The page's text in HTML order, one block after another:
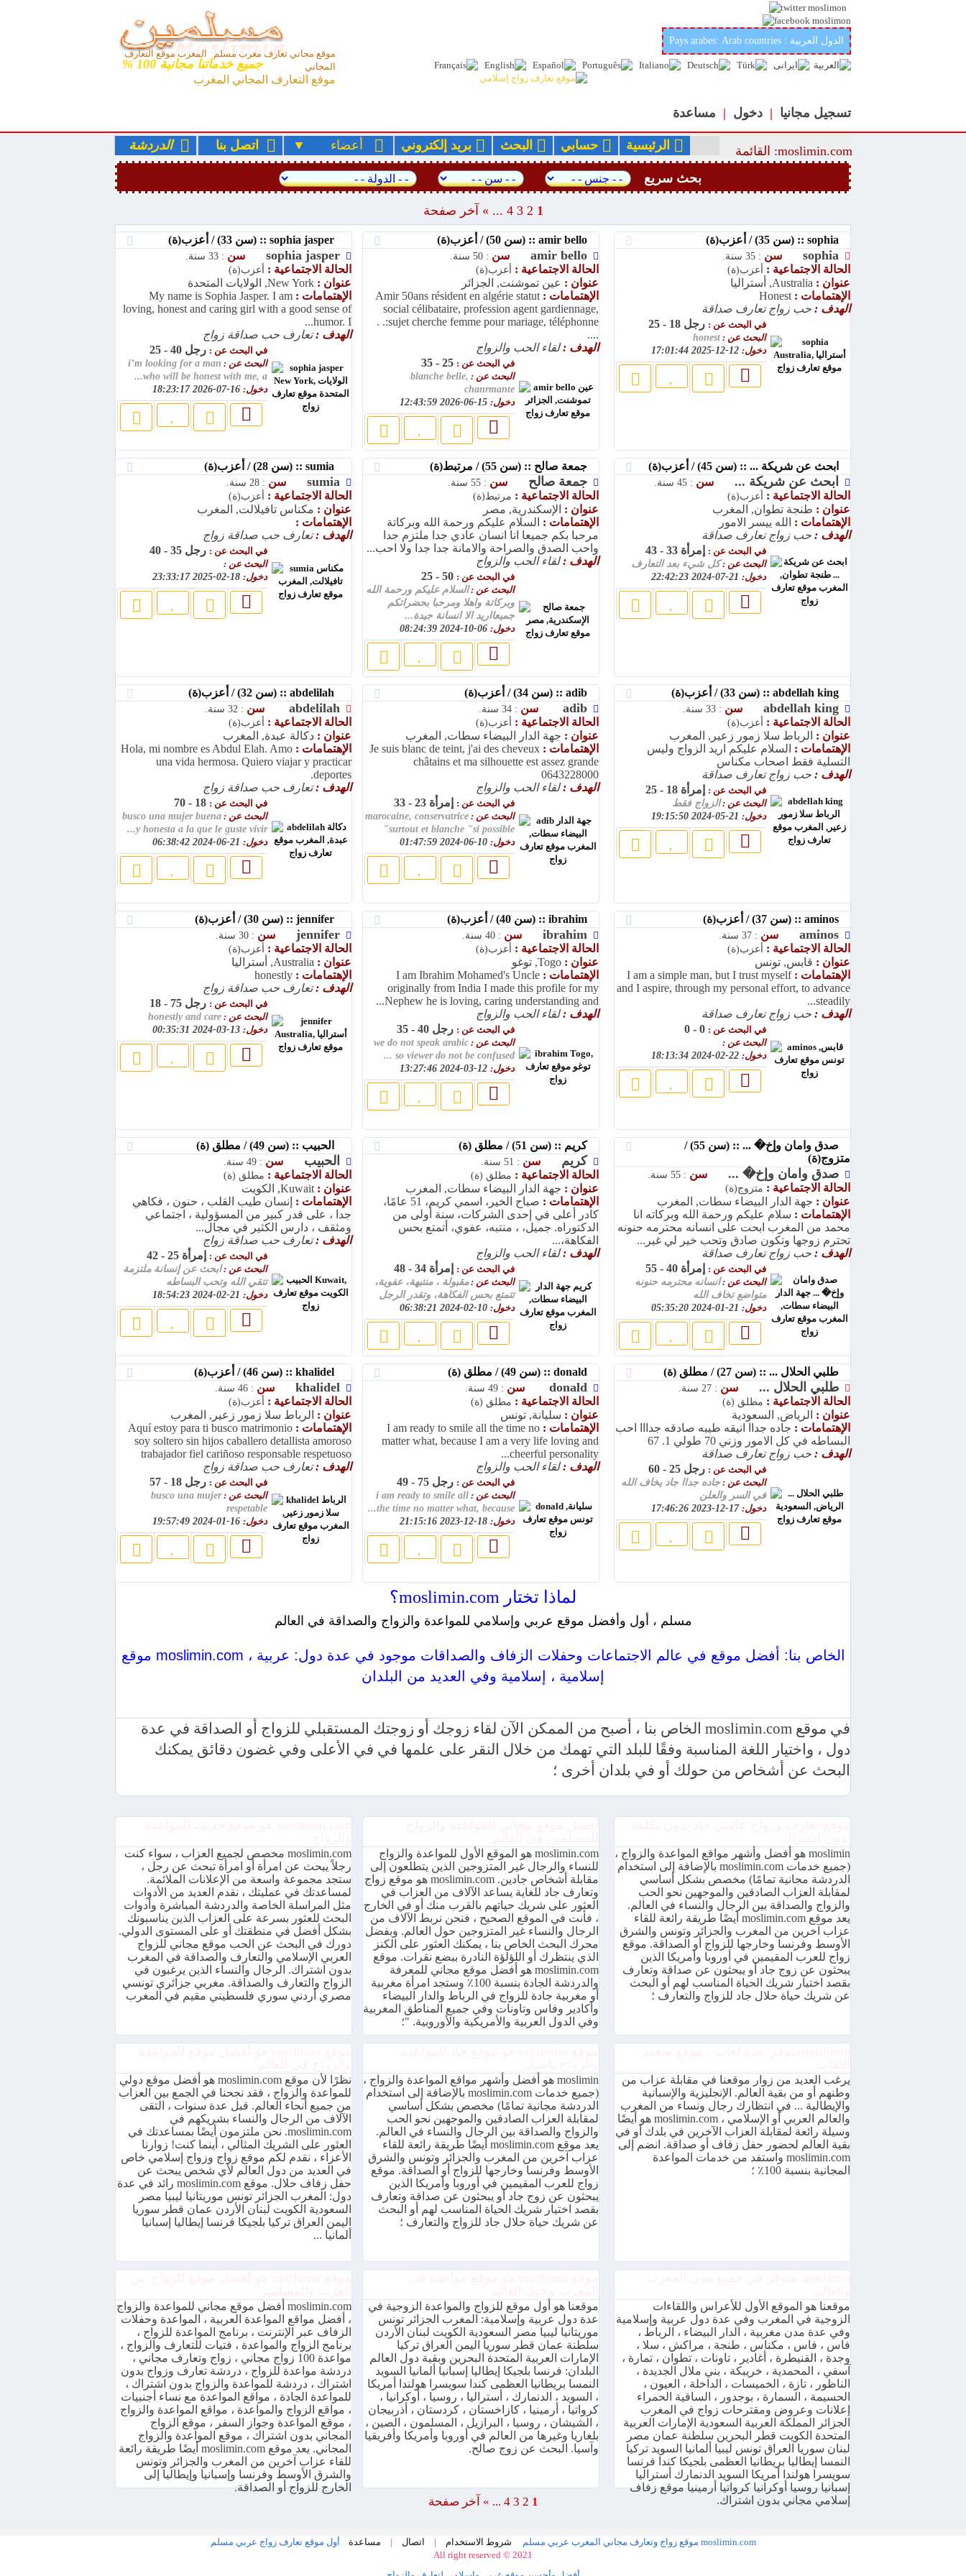
جميع خدماتنا مجانية 100 %
موقع مجاني تعارف مغرب مسلم المغرب موقع التعارف
المجاني
موقع التعارف المجاني المغرب
Pays arabes: Arab countries : الدول العربية
تسجيل مجانيا | دخول | مساعدة
moslimin.com: القائمة الرئيسية حسابي البحث بريد إلكتروني أعضاء اتصل بنا الدردشة
بحث سريع
1
2
3
4
...
» آخر صفحة
sophia jasper سن : 33 سنة.
الحالة الاجتماعية : أعزب(ة)
عنوان : New York, الولايات المتحدة
الإهتمامات : My name is Sophia Jasper. I am
loving, honest and caring girl with a good sense of
humor. I...
الهدف :تعارف حب صداقة زواج
في البحث عن : رجل 40 - 25
البحث عن : i’m looking for a man
who will be honest with me, a...
دخول:
amir bello سن : 50 سنة.
الحالة الاجتماعية : أعزب(ة)
عنوان : عين تموشنت, الجزائر
الإهتمامات :Amir 50ans résident en algérie statut
social célibataire, profession agent gardiennage,
sujet cherche femme pour mariage, téléphonne:. .
....
الهدف :لقاء الحب والزواج
في البحث عن :
البحث عن : blanche belle,
chanrmante
دخول:
sophia سن : 35 سنة.
الحالة الاجتماعية : أعزب(ة)
عنوان : Australia, أستراليا
الإهتمامات :Honest
الهدف : حب زواج تعارف صداقة
في البحث عن : رجل 18 - 25
البحث عن : honest
دخول:
sumia سن : 28 سنة.
الحالة الاجتماعية : أعزب(ة)
عنوان : مكناس تافيلالت, المغرب
الإهتمامات :
الهدف :تعارف حب صداقة زواج
في البحث عن : رجل 35 - 40
البحث عن :
دخول:
جمعة صالح :: (سن 55) / مرتبط(ة)
جمعة صالح سن : 55 سنة.
الحالة الاجتماعية : مرتبط(ة)
عنوان : الإسكندرية, مصر
الإهتمامات : السلام عليكم ورحمة الله وبركاتة
مرحبا بكم جميعا انا انسان عادي جدا ملتزم جدا
واحب الصدق والصراحة والامانة جدا جدا ولا احب...
الهدف :لقاء الحب والزواج
في البحث عن :
البحث عن :السلام عليكم ورحمة الله
وبركاتة واهلا ومرحبا بحضراتكم
جميعااريد الا انسانة جيدة...
دخول:
ابحث عن شريكة ... :: (سن 45) / أعزب(ة)
ابحث عن شريكة ... سن : 45 سنة.
الحالة الاجتماعية : أعزب(ة)
عنوان : طنجة تطوان, المغرب
الإهتمامات : الله ييسر الامور
الهدف : حب زواج تعارف صداقة
في البحث عن : إمرأة 33 - 43
البحث عن :كل شيء بعد التعارف
دخول:
abdelilah سن : 32 سنة.
الحالة الاجتماعية : أعزب(ة)
عنوان : دكالة عبدة, المغرب
الإهتمامات : Hola, mi nombre es Abdul Elah. Amo
una vida hermosa. Quiero viajar y practicar
deportes.
الهدف :تعارف حب صداقة زواج
في البحث عن :
البحث عن : busco una mujer buena
y honesta a la que le guste vivir...
دخول:
adib سن : 34 سنة.
الحالة الاجتماعية : أعزب(ة)
عنوان : جهة الدار البيضاء سطات, المغرب
الإهتمامات : Je suis blanc de teint, j'ai des cheveux
châtains et ma silhouette est assez grande
0643228000
الهدف :لقاء الحب والزواج
في البحث عن : إمرأة 23 - 33
البحث عن : marocaine, conservatrice
surtout et blanche "si possible"
دخول:
abdellah king سن : 33 سنة.
الحالة الاجتماعية : أعزب(ة)
عنوان : الرباط سلا زمور زعير, المغرب
الإهتمامات : السلام عليكم اريد الزواج وليس
التسلية فقط اصحاب مكناس
الهدف : حب زواج تعارف صداقة
في البحث عن : إمرأة 18 - 25
البحث عن :الزواج فقط
دخول:
jennifer سن : 30 سنة.
الحالة الاجتماعية : أعزب(ة)
عنوان : Australia, أستراليا
الإهتمامات : honestly
الهدف :تعارف حب صداقة زواج
في البحث عن : رجل 75 - 18
البحث عن : honestly and care
دخول:
ibrahim سن : 40 سنة.
الحالة الاجتماعية : أعزب(ة)
عنوان : Togo, توغو
الإهتمامات : I am Ibrahim Mohamed's Uncle
originally from India I made this profile for my
Nephew he is loving, caring understanding and...
الهدف :لقاء الحب والزواج
في البحث عن : رجل 40 - 35
البحث عن : we do not speak arabic
so viewer do not be confused ...
دخول:
aminos سن : 37 سنة.
الحالة الاجتماعية : أعزب(ة)
عنوان : قابس, تونس
الإهتمامات :I am a simple man, but I trust myself
and I aspire, through my personal effort, to advance
steadily...
الهدف : حب زواج تعارف صداقة
في البحث عن :
البحث عن :
دخول:
الحبيب :: (سن 49) / مطلق (ة)
الحبيب سن : 49 سنة.
الحالة الاجتماعية : مطلق (ة)
عنوان : Kuwait, الكويت
الإهتمامات : إنسان طيب القلب ، حنون ، فكاهي
جدا ، على قدر كبير من المسؤولية ، اجتماعي
ومثقف ، دارس الكثير في مجال...
الهدف :تعارف حب صداقة زواج
في البحث عن : إمرأة 25 - 42
البحث عن :ابحث عن إنسانة ملتزمة
تتقي الله وتحب البساطه
دخول:
كريم :: (سن 51) / مطلق (ة)
كريم سن : 51 سنة.
الحالة الاجتماعية : مطلق (ة)
عنوان : جهة الدار البيضاء سطات, المغرب
الإهتمامات :
صباح الخير، اسمي كريم، 51 عامًا،
كادر أعلى في إحدى الشركات، سنة أولى من
الدكتوراه. جميل، ، منتبه، عفوي، أتمتع بحس
الفكاهة،...
الهدف :لقاء الحب والزواج
في البحث عن : إمرأة 34 - 48
البحث عن :مقبولة ، منتبهة، عفوية،
تتمتع بحس الفكاهة، وتقدر الرجل
دخول:
صدق وامان وإخ� ... :: (سن 55) /
متزوج(ة)
صدق وامان وإخ� ... سن : 55 سنة.
الحالة الاجتماعية : متزوج(ة)
عنوان : جهة الدار البيضاء سطات, المغرب
الإهتمامات : سلام عليكم ورحمة الله وبركاته انا
محمد من المغرب ابحت على انسانه محترمه حنونه
تحترم زوجها وتكون صادق وتحب خير لي غير...
الهدف : حب زواج تعارف صداقة
في البحث عن : إمرأة 40 - 55
البحث عن :انسانه محترمه حنونه
متواضع تخاف الله
دخول:
khalidel سن : 46 سنة.
الحالة الاجتماعية : أعزب(ة)
عنوان : الرباط سلا زمور زعير, المغرب
الإهتمامات : Aquí estoy para ti busco matrimonio
soy soltero sin hijos caballero detallista amoroso
trabajador fiel cariñoso responsable respetuoso
الهدف :تعارف حب صداقة زواج
في البحث عن : رجل 18 - 57
البحث عن :busco una mujer
respetable
دخول:
donald سن : 49 سنة.
الحالة الاجتماعية : مطلق (ة)
عنوان : سليانة, تونس
الإهتمامات : I am ready to smile all the time no
matter what, because I am a very life loving and
cheerful personality...
الهدف :لقاء الحب والزواج
في البحث عن : رجل 75 - 49
البحث عن : i am ready to smile all
the time no matter what, because...
دخول:
طلبي الحلال ... :: (سن 27) / مطلق (ة)
طلبي الحلال ... سن : 27 سنة.
الحالة الاجتماعية : مطلق (ة)
عنوان : الرياض, السعودية
الإهتمامات : جاده جداا انيقه طيبه صادقه جدااا احب
البساطه في كل الامور وزني 70 طولي 1. 67
الهدف : حب زواج تعارف صداقة
في البحث عن : رجل 25 - 60
البحث عن : جاده جداا جاد يخاف الله
في السر والعلن
دخول: 17-12-2023 17:46:26
لماذا تختار moslimin.com؟
مسلم ، أول وأفضل موقع عربي وإسلامي للمواعدة والزواج والصداقة في العالم
موقع moslimin.com الخاص بنا: أفضل موقع في عالم الاجتماعات وحفلات الزفاف والصداقات موجود في عدة دول: عربية ،
إسلامية ، إسلامية وفي العديد من البلدان
في موقع moslimin.com الخاص بنا ، أصبح من الممكن الآن لقاء زوجك أو زوجتك المستقبلي للزواج أو الصداقة في عدة
دول ، واختيار اللغة المناسبة وفقًا للبلد التي تهمك من خلال النقر على علمها في في الأعلى وفي غضون دقائق يمكنك
البحث عن أشخاص من حولك أو في بلدان أخرى ؛
moslimin.com مخصص لجميع العزاب ، سواء كنت
رجلاً يبحث عن امرأة أو امرأة تبحث عن رجل ،
ستجد مجموعة واسعة من الإعلانات الملائمة.
لمساعدتك في عمليتك ، نقدم العديد من الأدوات
مثل المراسلة الخاصة والدردشة المباشرة وأدوات
البحث للعثور بسرعة على العزاب الذين يناسبونك
بشكل أفضل في منطقتك أو على المستوى الدولي.
دورك في البحث عن الحب موقع مجاني للزواج
العربي الإسلامي والتعارف والصداقة في المغرب
بدون اشتراك. الرجال والنساء الذين يرغبون في
الزواج والتعارف والصداقة. مغربي جزائري تونسي
مصري أردني سوري فلسطيني مقيم في المغرب
moslimin.com هو الموقع الأول للمواعدة والزواج
للنساء والرجال غير المتزوجين الذين يتطلعون إلى
مقابلة أشخاص جادين. moslimin.com هو موقع زواج
وتعارف جاد للغاية يساعد الآلاف من العزاب في
العثور على شريك حياتهم بالقرب منك أو في الخارج
، فأنت في الموقع الصحيح ، فنحن نربط الآلاف من
الرجال والنساء غير المتزوجين حول العالم. وبفضل
محرك البحث الخاص بنا ، يمكنك العثور على الكنز
الذي ينتظرك أو اللؤلؤة النادرة ببضع نقرات. موقع
moslimin.com هو أفضل موقع مجاني للمعرفة
والدردشة الجادة بنسبة 100٪ وستجد امرأة مغربية
أو مغربية جادة للزواج في الرباط والدار البيضاء
وأكادير وفاس وتاونات وفي جميع المناطق المغربية
وفي الدول العربية والأمريكية والأوروبية. "؛
moslimin هو أفضل وأشهر مواقع المواعدة والزواج ،
(جميع خدمات moslimin.com بالإضافة إلى استخدام
الدردشة مجانية تمامًا) مخصص بشكل أساسي
لمقابلة العزاب الصادقين والموجهين نحو الحب
والزواج والصداقة بين الرجال والنساء في العالم.
يعد موقع moslimin.com أيضًا طريقة رائعة للقاء
عزاب آخرين من المغرب والجزائر وتونس والشرق
الأوسط وفرنسا وخارجها للزواج أو الصداقة. موقع
زواج للعرب المقيمين في أوروبا وأمريكا الذين
يبحثون عن زوج جاد أو يبحثون عن صداقة وتعارف
بقصد اختيار شريك الحياة المناسب لهم أو البحث
عن شريك حياة حلال جاد للزواج والتعارف ؛
نظرًا لأن موقع moslimin.com هو أفضل موقع دولي
للمواعدة والزواج ، فقد نجحنا في الجمع بين العزاب
من جميع أنحاء العالم. قبل عدة سنوات ، التقى
الآلاف من الرجال والنساء بشريكهم في
moslimin.com. نحن ملتزمون أيضًا بمساعدتك في
العثور على الشريك المثالي ، أينما كنت! زوارنا
الأعزاء ، نقدم لكم موقع زواج وزواج إسلامي خاص
في العديد من دول العالم لأي شخص يبحث عن
حفل زفاف حلال. موقع moslimin.com رائد في عدة
دول: المغرب الجزائر تونس موريتانيا ليبيا مصر
السعودية الكويت لبنان الأردن عمان قطر سوريا
اليمن العراق تركيا بلجيكا فرنسا إيطاليا إسبانيا
ألمانيا ...
moslimin هو أفضل وأشهر مواقع المواعدة والزواج ،
(جميع خدمات moslimin.com بالإضافة إلى استخدام
الدردشة مجانية تمامًا) مخصص بشكل أساسي
لمقابلة العزاب الصادقين والموجهين نحو الحب
والزواج والصداقة بين الرجال والنساء في العالم.
يعد موقع moslimin.com أيضًا طريقة رائعة للقاء
عزاب آخرين من المغرب والجزائر وتونس والشرق
الأوسط وفرنسا وخارجها للزواج أو الصداقة. موقع
زواج للعرب المقيمين في أوروبا وأمريكا الذين
يبحثون عن زوج جاد أو يبحثون عن صداقة وتعارف
بقصد اختيار شريك الحياة المناسب لهم أو البحث
عن شريك حياة حلال جاد للزواج والتعارف ؛
يرغب العديد من زوار موقعنا في مقابلة عزاب من
وطنهم أو من بقية العالم. الإنجليزية والإسبانية
والإيطالية ... في انتظارك رجال ونساء من المغرب
والعالم العربي أو الإسلامي ، moslimin.com هو أيضًا
وسيلة رائعة لمقابلة العزاب الآخرين في بلدك أو في
بقية العالم لحضور حفل زفاف أو صداقة. انضم إلى
moslimin.com واستفد من خدمات المواعدة
المجانية بنسبة 100٪ ؛
moslimin.com أفضل موقع مجاني للمواعدة والزواج
، أفضل مواقع المواعدة العربية ، المواعدة وحفلات
الزفاف عبر الإنترنت ، برنامج المواعدة للزواج ،
برنامج الزواج والمواعدة ، فتيات للتعارف والزواج ،
مواعدة 100 زواج مجاني ، زواج وتعارف مجاني ،
دردشة مواعدة للزواج ، دردشة تعارف وزواج بدون
اشتراك ، دردشة للمواعدة والزواج بدون اشتراك ،
للمواعدة الجادة ، مواقع المواعدة مع نساء أجنبيات
، مواقع الزواج والمواعدة ، مواقع المواعدة والزواج
، موقع المواعدة وجواز السفر ، موقع الزواج
المجاني بدون اشتراك ، موقع المواعدة والزواج
المجاني. يعد موقع moslimin.com أيضًا طريقة رائعة
للقاء عزاب آخرين من المغرب والجزائر وتونس
والشرق الأوسط وفرنسا وإسبانيا وإيطاليا إلى
الخارج للزواج أو الصداقة.
موقعنا هو أول موقع للزواج والمواعدة الزوجية في
عدة دول عربية وإسلامية: المغرب الجزائر تونس
موريتانيا ليبيا مصر السعودية الكويت لبنان الأردن
سلطنة عمان قطر سوريا اليمن العراق تركيا
الإمارات العربية المتحدة البحرين وبقية دول العالم
البلدان: فرنسا بلجيكا إيطاليا إسبانيا ألمانيا السويد
النمسا بريطانيا العظمى كندا سويسرا هولندا أمريكا
، السويد ، الدنمارك ، أستراليا ، روسيا ، أوكرانيا ،
كرواتيا ، أرمينيا ، كازاخستان ، كردستان ، أذربيجان
، الشيشان ، روسيا ، البرازيل ، المسلمون ، الصين ،
بلغاريا وغيرها من العالم في أوروبا وأمريكا وأفريقيا
وآسيا. البحث عن زوج صالح.
موقعنا هو الموقع الأول للأعراس واللقاءات
الزوجية في المغرب وفي عدة دول عربية وإسلامية
وفي عدة مدن مغربية ، الدار البيضاء ، الرباط ،
فاس ، فاس ، مكناس ، طنجة ، مراكش ، سلا ،
وجدة ، القنيطرة ، أغادير ، تاونات ، تطوان ، تمارة ،
آسفي ، المحمدية ، خريبكة ، بني ملال الجديدة ،
الناظور ، تازة ، الخميسات ، الداخلة ، العيون ،
الحسيمة ، السمارة ، بوجدور ، الساقية الحمراء
إعلانات وعروض ومقترحات زواج في المغرب
الجزائر المملكة العربية السعودية الإمارات العربية
المتحدة الكويت قطر البحرين سلطنة عمان مصر
لبنان سوريا العراق تونس ليبيا ألمانيا السويد تركيا
النمسا إيطاليا بريطانيا العظمى بلجيكا كندا فرنسا
سويسرا هولندا أمريكا السويد الدنمارك أستراليا
إسبانيا روسيا أوكرانيا كرواتيا أرمينيا موقع زفاف
إسلامي مجاني بدون اشتراك.
1
2
3
4
...
» آخر صفحة
moslimin.com موقع زواج وتعارف مجاني المغرب عربي مسلم شروط الاستخدام اتصال مساعدة أول موقع تعارف زواج عربي مسلم
All right reserved © 2021